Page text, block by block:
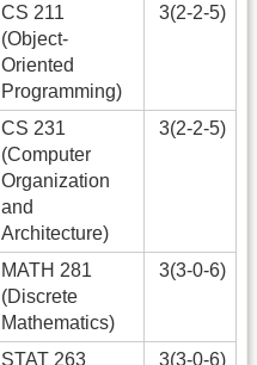
CS 211
(Object-
Oriented
Programming)
3(2-2-5)
CS 231
(Computer
Organization
and
Architecture)
3(2-2-5)
MATH 281
(Discrete
Mathematics)
3(3-0-6)
STAT 263
3(3-0-6)